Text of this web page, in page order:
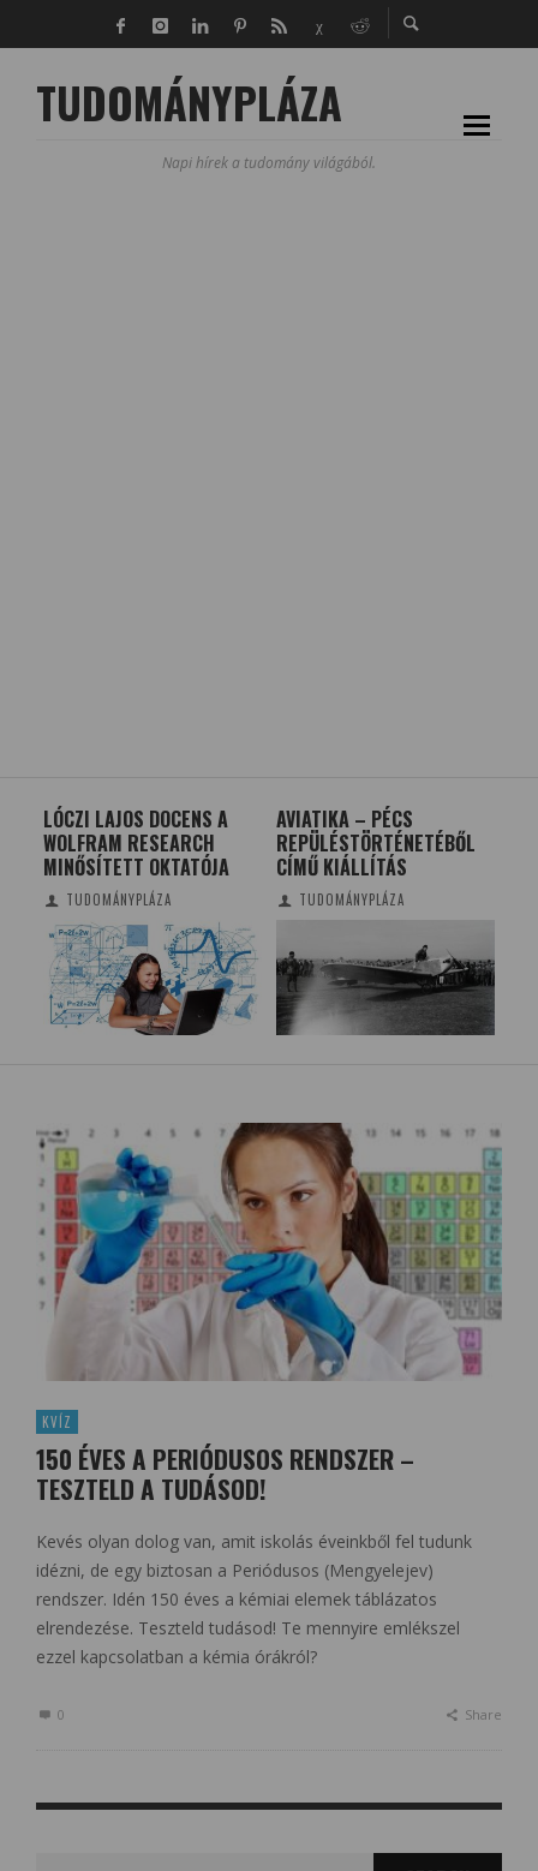
TUDOMÁNYPLÁZA
Napi hírek a tudomány világából.
LÓCZI LAJOS DOCENS A
WOLFRAM RESEARCH
MINŐSÍTETT OKTATÓJA
TUDOMÁNYPLÁZA
AVIATIKA – PÉCS
REPÜLÉSTÖRTÉNETÉBŐL
CÍMŰ KIÁLLÍTÁS
TUDOMÁNYPLÁZA
KVÍZ
150 ÉVES A PERIÓDUSOS RENDSZER –
TESZTELD A TUDÁSOD!
Kevés olyan dolog van, amit iskolás éveinkből fel tudunk
idézni, de egy biztosan a Periódusos (Mengyelejev)
rendszer. Idén 150 éves a kémiai elemek táblázatos
elrendezése. Teszteld tudásod! Te mennyire emlékszel
ezzel kapcsolatban a kémia órákról?
0 Share